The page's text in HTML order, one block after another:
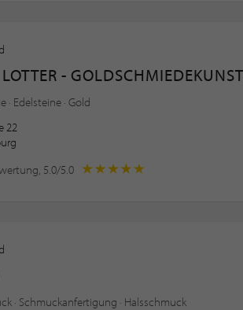
-
· Edelsteine · Gold
22
5.0/5.0
· Schmuckanfertigung · Halsschmuck